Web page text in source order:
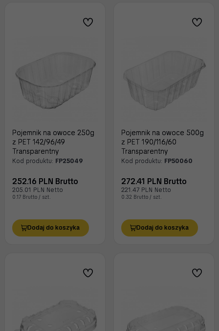
Pojemnik na owoce 250g
z PET 142/96/49
Transparentny
Kod produktu: FP25049
252.16 PLN Brutto
205.01 PLN Netto
0.17 Brutto / szt.
Dodaj do koszyka
Pojemnik na owoce 500g
z PET 190/116/60
Transparentny
Kod produktu: FP50060
272.41 PLN Brutto
221.47 PLN Netto
0.32 Brutto / szt.
Dodaj do koszyka